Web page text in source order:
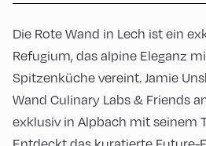
Die Rote Wand in Lech ist ein
Refugium, das alpine Eleganz
Spitzenküche vereint. Jamie
Wand Culinary Labs & Friends
exklusiv in Alpbach mit seinem